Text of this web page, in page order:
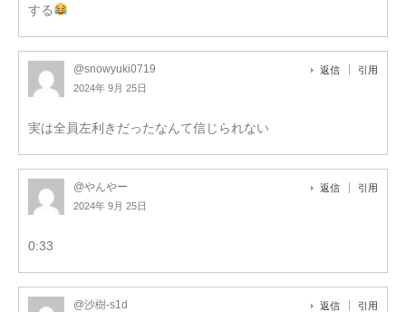
する
@snowyuki0719
2024年 9月 25日
返信 引用
実は全員左利きだったなんて信じられない
@やんやー
2024年 9月 25日
返信 引用
0:33
@沙樹-s1d 返信 引用